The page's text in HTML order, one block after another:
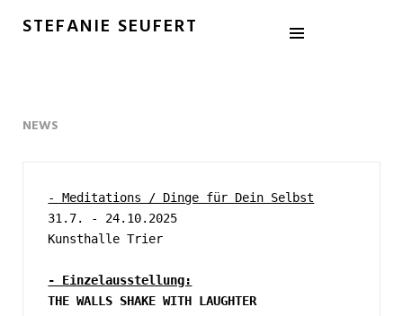
STEFANIE SEUFERT
NEWS
- Meditations / Dinge für Dein Selbst
31.7. - 24.10.2025
Kunsthalle Trier
- Einzelausstellung:
THE WALLS SHAKE WITH LAUGHTER